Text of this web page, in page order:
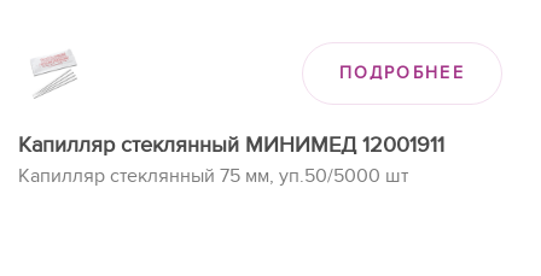
ПОДРОБНЕЕ
Капилляр стеклянный МИНИМЕД 12001911
Капилляр стеклянный 75 мм, уп.50/5000 шт